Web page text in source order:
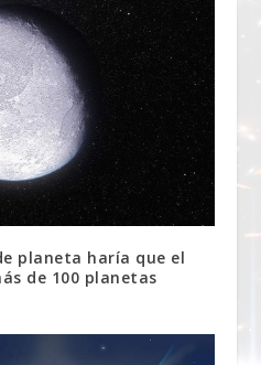
planeta haría que el
de 100 planetas